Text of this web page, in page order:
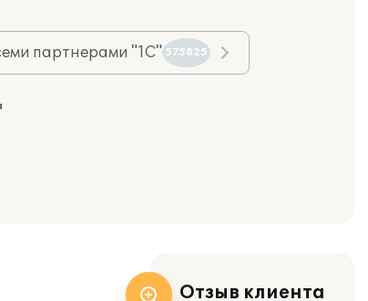
партнерами "1С" 575825
Отзыв клиента